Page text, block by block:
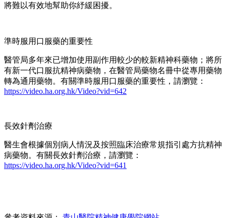
將難以有效地幫助你紓緩困擾。
準時服用口服藥的重要性
醫管局多年來已增加使用副作用較少的較新精神科藥物；將所
有新一代口服抗精神病藥物，在醫管局藥物名冊中從專用藥物
轉為通用藥物。有關準時服用口服藥的重要性，請瀏覽：
https://video.ha.org.hk/Video?vid=642
長效針劑治療
醫生會根據個別病人情況及按照臨床治療常規指引處方抗精神
病藥物。有關長效針劑治療，請瀏覽：
https://video.ha.org.hk/Video?vid=641